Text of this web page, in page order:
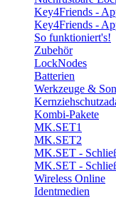
Key4Friends -
Key4Friends -
So funktioniert's!
Zubehör
LockNodes
Batterien
Werkzeuge &
Kombi-Pakete
MK.SET1
MK.SET2
MK.SET -
MK.SET -
Wireless Online
Identmedien